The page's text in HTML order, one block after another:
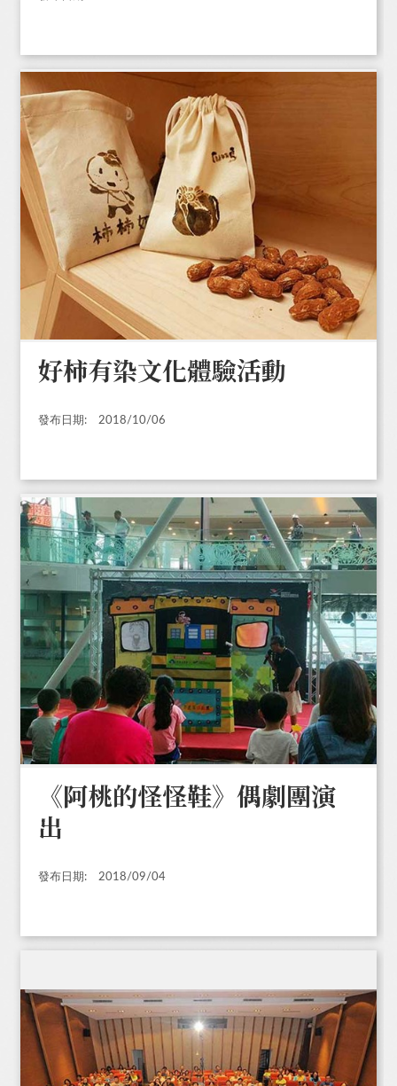
好柿有染文化體驗活動
發布日期: 2018/10/06
《阿桃的怪怪鞋》偶劇團演
出
發布日期: 2018/09/04